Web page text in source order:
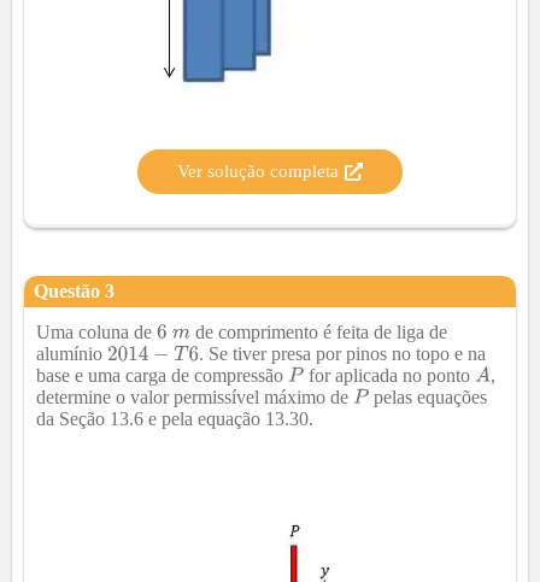
Ver solução completa
Questão 3
Uma coluna de
de comprimento é feita de liga de
alumínio
. Se tiver presa por pinos no topo e na
base e uma carga de compressão
for aplicada no ponto
,
determine o valor permissível máximo de
pelas equações
da Seção 13.6 e pela equação 13.30.